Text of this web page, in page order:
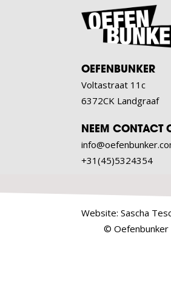
OEFENBUNKER
Voltastraat 11c
6372CK Landgraaf
NEEM CONTACT
+31(45)5324354
Website: Sascha
© Oefenbunker